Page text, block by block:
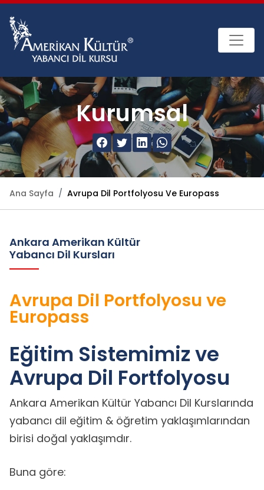
Kurumsal
Ana Sayfa Avrupa Dil Portfolyosu Ve Europass
Ankara Amerikan Kültür
Yabancı Dil Kursları
Avrupa Dil Portfolyosu ve
Europass
Eğitim Sistemimiz ve
Avrupa Dil Fortfolyosu
Ankara Amerikan Kültür Yabancı Dil Kurslarında
yabancı dil eğitim & öğretim yaklaşımlarından
birisi doğal yaklaşımdır.
Buna göre: